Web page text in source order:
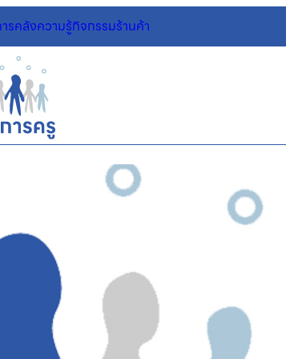
รคลังความรู้กิจกรรมร้านค้า